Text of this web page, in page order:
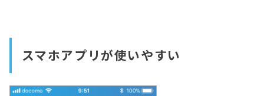
スマホアプリが使いやすい